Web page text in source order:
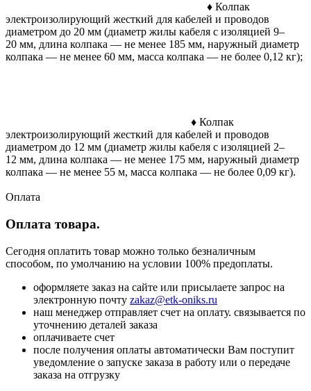
♦ Колпак
электроизолирующий жесткий для кабелей и проводов
диаметром до 20 мм (диаметр жилы кабеля с изоляцией 9–
20 мм, длина колпака — не менее 185 мм, наружный диаметр
колпака — не менее 60 мм, масса колпака — не более 0,12 кг);
♦ Колпак
электроизолирующий жесткий для кабелей и проводов
диаметром до 12 мм (диаметр жилы кабеля с изоляцией 2–
12 мм, длина колпака — не менее 175 мм, наружный диаметр
колпака — не менее 55 м, масса колпака — не более 0,09 кг).
Оплата
Оплата товара.
Сегодня оплатить товар можно только безналичным
способом, по умолчанию на условии 100% предоплаты.
оформляете заказ на сайте или присылаете запрос на
электронную почту zakaz@etk-oniks.ru
наш менеджер отправляет счет на оплату. связывается по
уточнению деталей заказа
оплачиваете счет
после получения оплаты автоматически Вам поступит
уведомление о запуске заказа в работу или о передаче
заказа на отгрузку